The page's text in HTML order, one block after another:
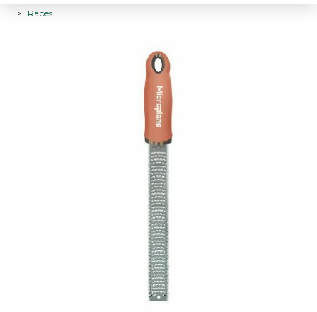
Râpes